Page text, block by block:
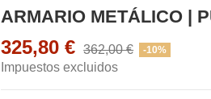
ARMARIO METÁLICO |
325,80 € 362,00 € -10%
Impuestos excluidos